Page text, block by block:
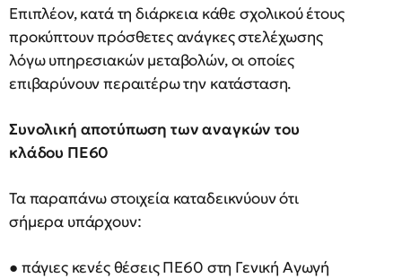
Επιπλέον, κατά τη διάρκεια κάθε σχολικού έτους
προκύπτουν πρόσθετες ανάγκες στελέχωσης
λόγω υπηρεσιακών μεταβολών, οι οποίες
επιβαρύνουν περαιτέρω την κατάσταση.
Συνολική αποτύπωση των αναγκών του
κλάδου ΠΕ60
Τα παραπάνω στοιχεία καταδεικνύουν ότι
σήμερα υπάρχουν:
● πάγιες κενές θέσεις ΠΕ60 στη Γενική Αγωγή